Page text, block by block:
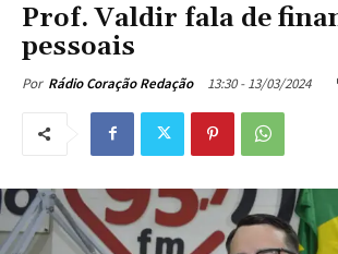
Prof. Valdir fala de
pessoais
Por Rádio Coração Redação 13:30 - 13/03/2024